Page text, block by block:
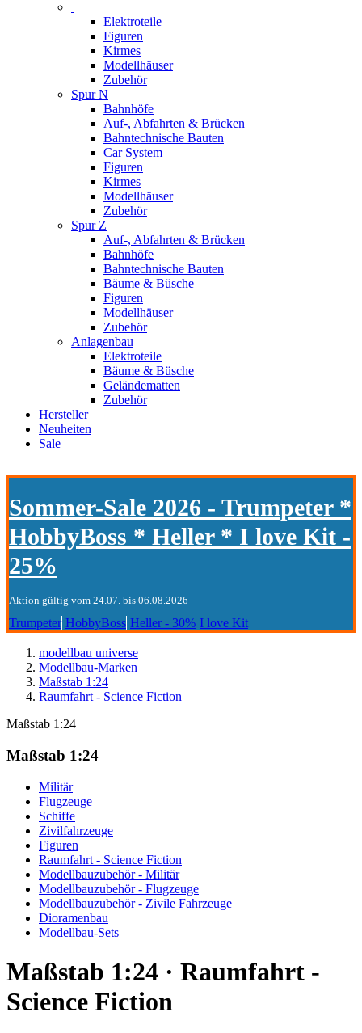
Elektroteile
Figuren
Kirmes
Modellhäuser
Zubehör
Spur N
Bahnhöfe
Auf-, Abfahrten & Brücken
Bahntechnische Bauten
Car System
Figuren
Kirmes
Modellhäuser
Zubehör
Spur Z
Auf-, Abfahrten & Brücken
Bahnhöfe
Bahntechnische Bauten
Bäume & Büsche
Figuren
Modellhäuser
Zubehör
Anlagenbau
Elektroteile
Bäume & Büsche
Geländematten
Zubehör
Hersteller
Neuheiten
Sale
Sommer-Sale 2026 - Trumpeter *
HobbyBoss * Heller * I love Kit -
25%
Aktion gültig vom 24.07. bis 06.08.2026
Trumpeter HobbyBoss Heller - 30% I love Kit
modellbau universe
Modellbau-Marken
Maßstab 1:24
Raumfahrt - Science Fiction
Maßstab 1:24
Maßstab 1:24
Militär
Flugzeuge
Schiffe
Zivilfahrzeuge
Figuren
Raumfahrt - Science Fiction
Modellbauzubehör - Militär
Modellbauzubehör - Flugzeuge
Modellbauzubehör - Zivile Fahrzeuge
Dioramenbau
Modellbau-Sets
Maßstab 1:24 · Raumfahrt -
Science Fiction